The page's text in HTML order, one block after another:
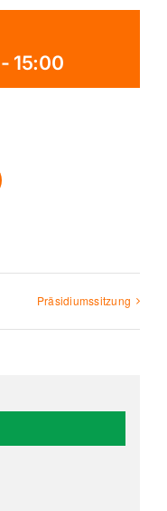
- 15:00
Präsidiumssitzung